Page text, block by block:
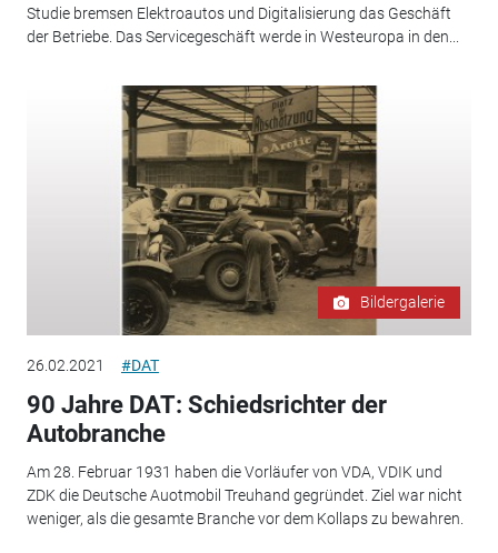
Studie bremsen Elektroautos und Digitalisierung das Geschäft
der Betriebe. Das Servicegeschäft werde in Westeuropa in den...
Bildergalerie
26.02.2021 #DAT
90 Jahre DAT: Schiedsrichter der
Autobranche
Am 28. Februar 1931 haben die Vorläufer von VDA, VDIK und
ZDK die Deutsche Auotmobil Treuhand gegründet. Ziel war nicht
weniger, als die gesamte Branche vor dem Kollaps zu bewahren.